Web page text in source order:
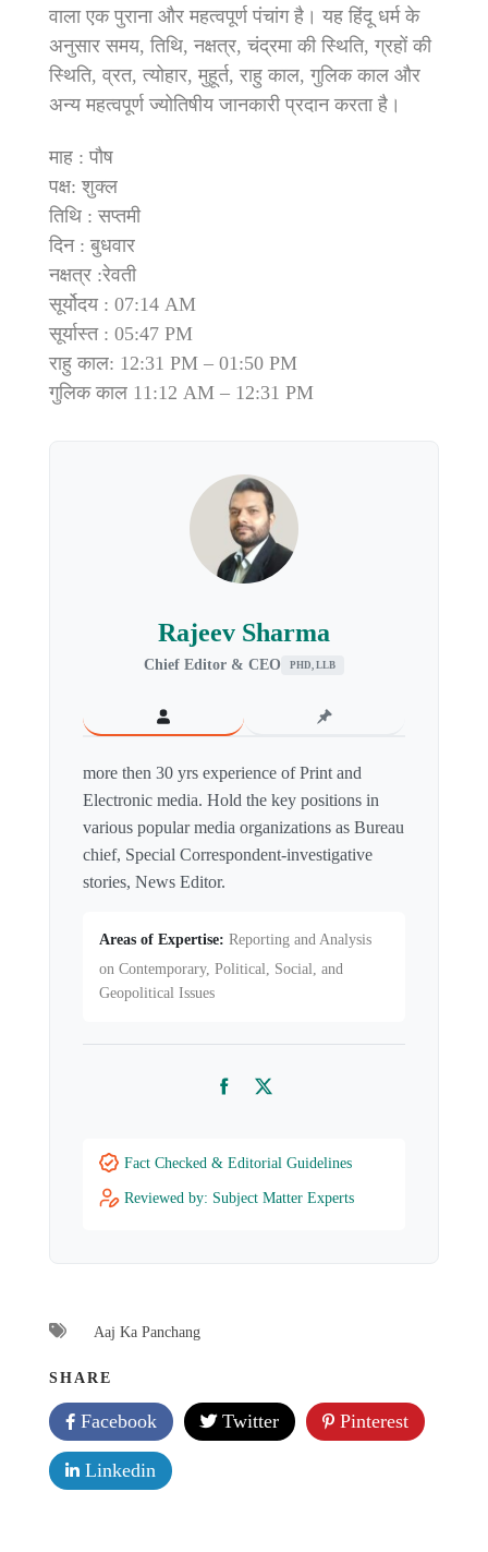
वाला एक पुराना और महत्वपूर्ण पंचांग है। यह हिंदू धर्म के
अनुसार समय, तिथि, नक्षत्र, चंद्रमा की स्थिति, ग्रहों की
स्थिति, व्रत, त्योहार, मुहूर्त, राहु काल, गुलिक काल और
अन्य महत्वपूर्ण ज्योतिषीय जानकारी प्रदान करता है।
माह : पौष
पक्ष: शुक्ल
तिथि : सप्तमी
दिन : बुधवार
नक्षत्र :रेवती
सूर्योदय : 07:14 AM
सूर्यास्त : 05:47 PM
राहु काल: 12:31 PM – 01:50 PM
गुलिक काल 11:12 AM – 12:31 PM
Rajeev Sharma
Chief Editor & CEO PHD, LLB
more then 30 yrs experience of Print and
Electronic media. Hold the key positions in
various popular media organizations as Bureau
chief, Special Correspondent-investigative
stories, News Editor.
Areas of Expertise: Reporting and Analysis
on Contemporary, Political, Social, and
Geopolitical Issues
FacebookTwitter
Fact Checked & Editorial Guidelines
Reviewed by: Subject Matter Experts
Aaj Ka Panchang
SHARE
Facebook Twitter Pinterest
Linkedin